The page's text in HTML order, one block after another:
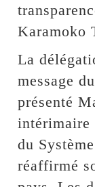
Karamoko
La
message
présenté
intérimaire
du
réaffirmé